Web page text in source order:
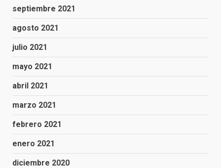
septiembre 2021
agosto 2021
julio 2021
mayo 2021
abril 2021
marzo 2021
febrero 2021
enero 2021
diciembre 2020